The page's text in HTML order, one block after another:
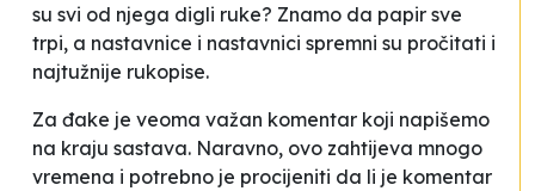
su svi od njega digli ruke? Znamo da papir sve
trpi, a nastavnice i nastavnici spremni su pročitati i
najtužnije rukopise.
Za đake je veoma važan komentar koji napišemo
na kraju sastava. Naravno, ovo zahtijeva mnogo
vremena i potrebno je procijeniti da li je komentar